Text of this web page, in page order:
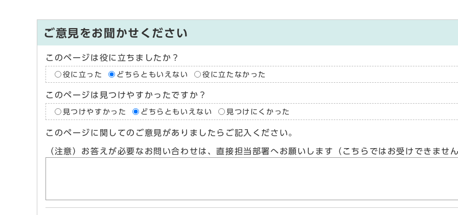
ご意見をお聞かせください
このページは役に立ちましたか？
役に立った どちらともいえない 役に立たなかった
このページは見つけやすかったですか？
見つけやすかった どちらともいえない 見つけにくかった
このページに関してのご意見がありましたらご記入ください。
（注意）お答えが必要なお問い合わせは、直接担当部署へお願いします（こちらではお受けできませ